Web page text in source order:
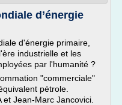
d’énergie
d'énergie primaire,
industrielle et les
par l'humanité ?
"commerciale"
pétrole.
Jean-Marc Jancovici.